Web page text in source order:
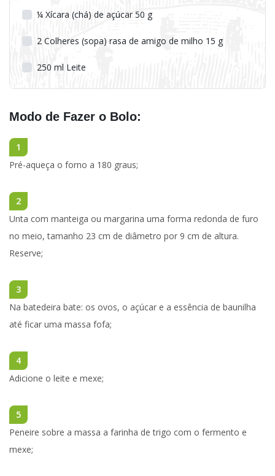
¼ Xícara (chá) de açúcar 50 g
2 Colheres (sopa) rasa de amigo de milho 15 g
250 ml Leite
Modo de Fazer o Bolo:
1
Pré-aqueça o forno a 180 graus;
2
Unta com manteiga ou margarina uma forma redonda de furo
no meio, tamanho 23 cm de diâmetro por 9 cm de altura.
Reserve;
3
Na batedeira bate: os ovos, o açúcar e a essência de baunilha
até ficar uma massa fofa;
4
Adicione o leite e mexe;
5
Peneire sobre a massa a farinha de trigo com o fermento e
mexe;